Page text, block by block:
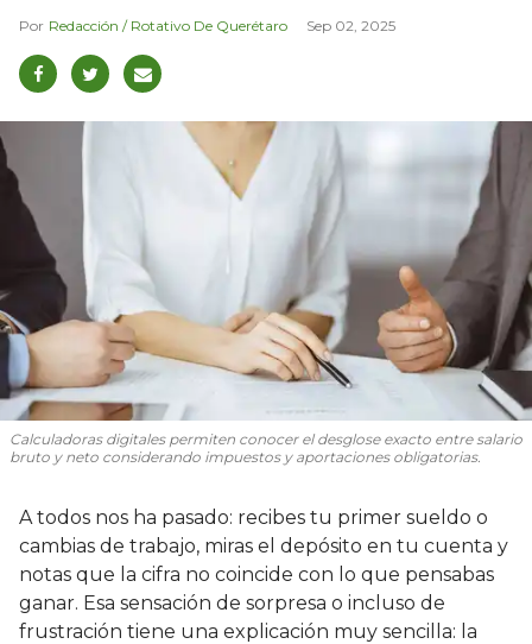
Redacción / Rotativo De Querétaro Sep 02, 2025
Calculadoras digitales permiten conocer el desglose exacto entre salario
bruto y neto considerando impuestos y aportaciones obligatorias.
A todos nos ha pasado: recibes tu primer sueldo o
cambias de trabajo, miras el depósito en tu cuenta y
notas que la cifra no coincide con lo que pensabas
ganar. Esa sensación de sorpresa o incluso de
frustración tiene una explicación muy sencilla: la